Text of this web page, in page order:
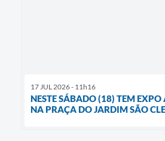
17 JUL 2026 - 11h16
NESTE SÁBADO (18) TEM EXPO
NA PRAÇA DO JARDIM SÃO